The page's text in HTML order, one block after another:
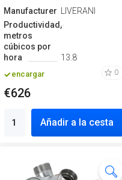
Manufacturero
LIVERANI
Productividad,
metros
cúbicos por
hora
13.8
encargar 0
€626
Añadir a la cesta